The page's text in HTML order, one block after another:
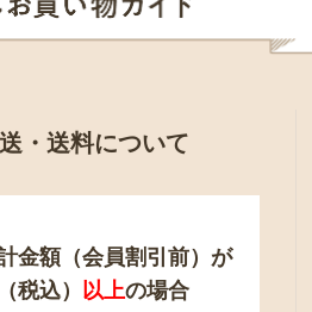
・送料について
金額（会員割引前）が
税込） 以上の場合